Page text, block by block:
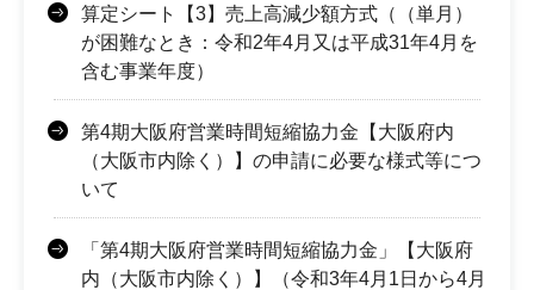
算定シート【3】売上高減少額方式（（単月）
が困難なとき：令和2年4月又は平成31年4月を
含む事業年度）
第4期大阪府営業時間短縮協力金【大阪府内
（大阪市内除く）】の申請に必要な様式等につ
いて
「第4期大阪府営業時間短縮協力金」【大阪府
内（大阪市内除く）】（令和3年4月1日から4月